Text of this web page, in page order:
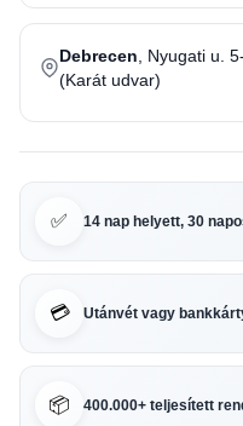
Debrecen , Nyugati u.
(Karát udvar)
✅ 14 nap helyett, 30
💳 Utánvét vagy
📦 400.000+ teljesített